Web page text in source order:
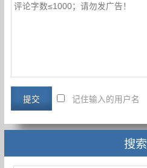
记住输入的用户名
搜索